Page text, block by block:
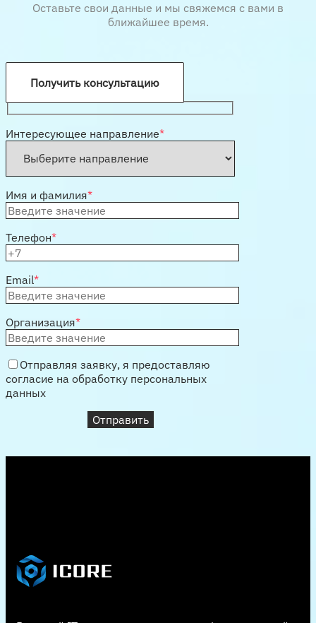
Оставьте свои данные и мы свяжемся с вами в
ближайшее время.
Получить консультацию
Интересующее направление*
Имя и фамилия*
Телефон*
Email*
Организация*
Отправляя заявку, я предоставляю
согласие на обработку персональных
данных
Отправить